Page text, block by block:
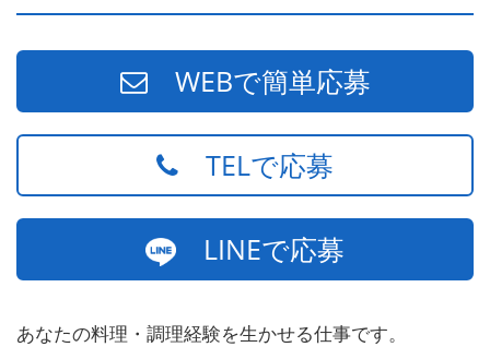
WEBで簡単応募
TELで応募
LINEで応募
あなたの料理・調理経験を生かせる仕事です。